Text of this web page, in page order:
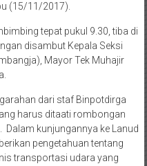
(15/11/2017).
tepat pukul 9.30, tiba di
disambut Kepala Seksi
Mayor Tek Muhajir
dari staf Binpotdirga
harus ditaati rombongan
Dalam kunjungannya ke Lanud
pengetahuan tentang
transportasi udara yang